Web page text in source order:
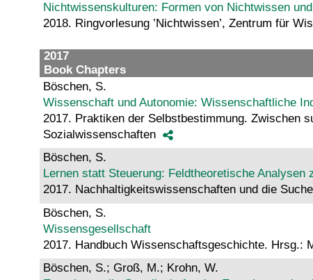
Nichtwissenskulturen: Formen von Nichtwissen
2018. Ringvorlesung ’Nichtwissen’, Zentrum für
2017
Book Chapters
Böschen, S.
Wissenschaft und Autonomie: Wissenschaftliche
2017. Praktiken der Selbstbestimmung. Zwischen
Sozialwissenschaften
Böschen, S.
Lernen statt Steuerung: Feldtheoretische
2017. Nachhaltigkeitswissenschaften und die
Böschen, S.
Wissensgesellschaft
2017. Handbuch Wissenschaftsgeschichte. Hrsg.:
Böschen, S.; Groß, M.; Krohn, W.